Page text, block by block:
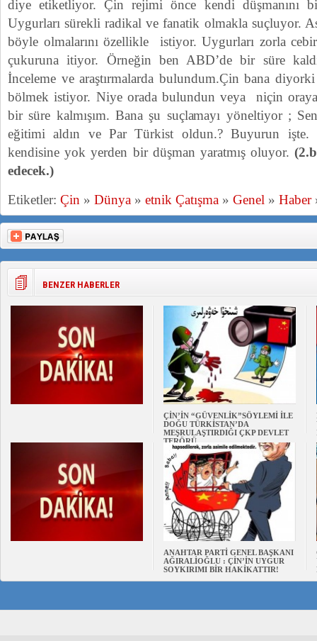
diye etiketliyor. Çin rejimi önce kendi düşmanını
Uygurları sürekli radikal ve fanatik olmakla suçluyor.
böyle olmalarını özellikle istiyor. Uygurları zorla
çukuruna itiyor. Örneğin ben ABD’de bir süre
İnceleme ve araştırmalarda bulundum.Çin bana
bölmek istiyor. Niye orada bulundun veya niçin
bir süre kalmışım. Bana şu suçlamayı yöneltiyor ;
eğitimi aldın ve Par Türkist oldun.? Buyurun
kendisine yok yerden bir düşman yaratmış oluyor.
edecek.)
Etiketler: Çin » Dünya » etnik Çatışma » Genel » Haber
BENZER HABERLER
ÇİN’İN “GÜVENLİK”SÖYLEMİ İLE
DOĞU TÜRKİSTAN’DA
MEŞRULAŞTIRDIĞI ÇKP DEVLET
TERÖRÜ
ANAHTAR PARTİ GENEL BAŞKANI
AĞIRALİOĞLU : ÇİN’İN UYGUR
SOYKIRIMI BİR HAKİKATTIR!